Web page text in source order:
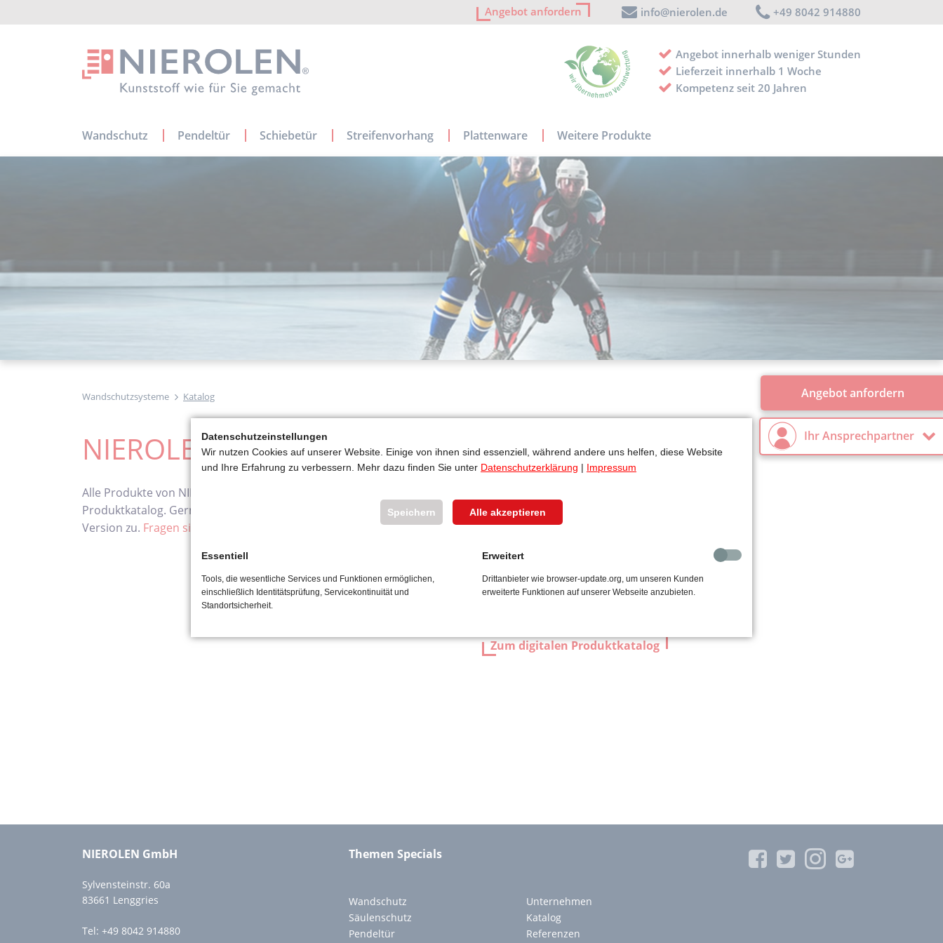
Angebot anfordern
Ihr Ansprechpartner
info@nierolen.de +49 8042 914880
Angebot anfordern
Angebot innerhalb weniger Stunden
Lieferzeit innerhalb 1 Woche
Kompetenz seit 20 Jahren
überspringen
Wandschutz Pendeltür Schiebetür Streifenvorhang Plattenware Weitere Produkte
Wandschutzsysteme Katalog
NIEROLEN | Produktkatalog
Alle Produkte von NIEROLEN finden sie in unserem aktuellen
Produktkatalog. Gerne senden wir auch kostenfrei eine gedruckte
Version zu. Fragen sie hierzu gerne an.
Zum digitalen Produktkatalog
NIEROLEN GmbH
Sylvensteinstr. 60a
83661 Lenggries
Tel: +49 8042 914880
Themen Specials
Wandschutz
Säulenschutz
Pendeltür
Unternehmen
Katalog
Referenzen
Datenschutzeinstellungen
Wir nutzen Cookies auf unserer Website. Einige von ihnen sind essenziell, während andere uns helfen, diese Website
und Ihre Erfahrung zu verbessern. Mehr dazu finden Sie unter Datenschutzerklärung | Impressum
Speichern Alle akzeptieren
Essentiell
Tools, die wesentliche Services und Funktionen ermöglichen,
einschließlich Identitätsprüfung, Servicekontinuität und
Standortsicherheit.
Erweitert
Drittanbieter wie browser-update.org, um unseren Kunden
erweiterte Funktionen auf unserer Webseite anzubieten.